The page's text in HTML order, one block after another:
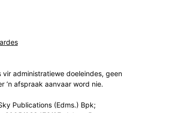
vir administratiewe doeleindes, geen
‘n afspraak aanvaar word nie.
Publications (Edms.) Bpk;